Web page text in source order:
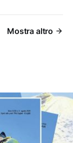
Mostra altro